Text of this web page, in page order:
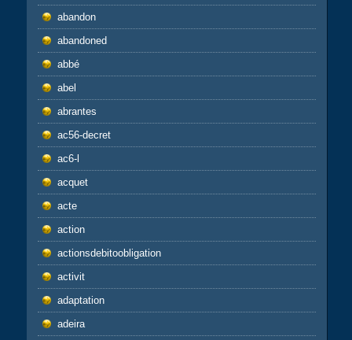
abandon
abandoned
abbé
abel
abrantes
ac56-decret
ac6-l
acquet
acte
action
actionsdebitoobligation
activit
adaptation
adeira